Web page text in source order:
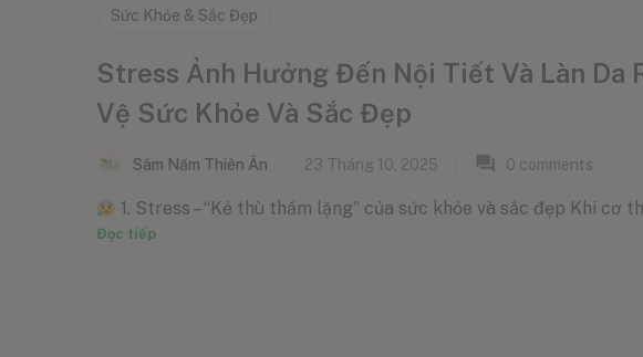
Sức Khỏe & Sắc Đẹp
Stress Ảnh Hưởng Đến Nội Tiết Và Làn Da
Vệ Sức Khỏe Và Sắc Đẹp
Sâm Nấm Thiên Ân 23 Tháng 10, 2025 0 comments
1. Stress – “Kẻ thù thầm lặng” của sức khỏe và sắc đẹp Khi cơ
Đọc tiếp